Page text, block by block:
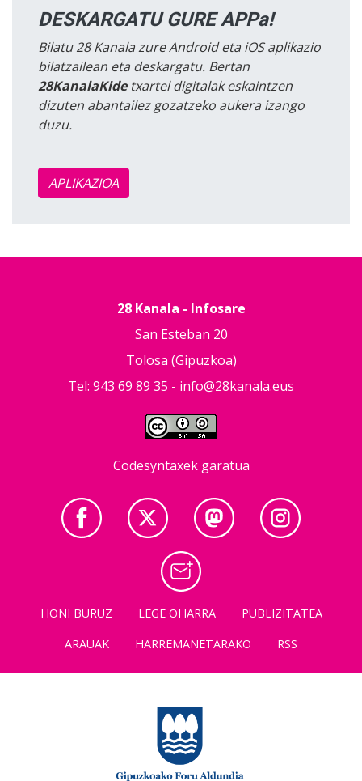
DESKARGATU GURE APPa!
Bilatu 28 Kanala zure Android eta iOS aplikazio
bilatzailean eta deskargatu. Bertan
28KanalaKidetxartel digitalak eskaintzen
dizuten abantailez gozatzeko aukera izango
duzu.
APLIKAZIOA
28 Kanala - Infosare
San Esteban 20
Tolosa (Gipuzkoa)
Tel: 943 69 89 35 - info@28kanala.eus
Codesyntaxek garatua
HONI BURUZ LEGE OHARRA
PUBLIZITATEA
ARAUAK
HARREMANETARAKO RSS